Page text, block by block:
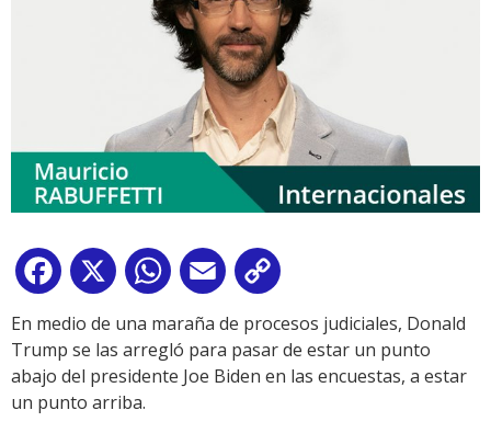
Facebook
X WhatsApp
Email
Link
En medio de una maraña de procesos judiciales, Donald
Trump se las arregló para pasar de estar un punto
abajo del presidente Joe Biden en las encuestas, a estar
un punto arriba.